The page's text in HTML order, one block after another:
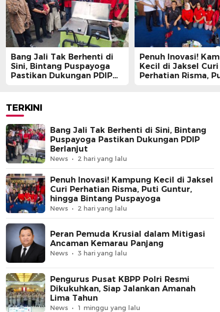
Bang Jali Tak Berhenti di
Sini, Bintang Puspayoga
Pastikan Dukungan PDIP
Penuh Inovasi!
Kecil di Jaksel Curi
Perhatian Risma,
TERKINI
Bang Jali Tak Berhenti di Sini, Bintang
Puspayoga Pastikan Dukungan PDIP
Berlanjut
News 2 hari yang lalu
Penuh Inovasi! Kampung Kecil di Jaksel
Curi Perhatian Risma, Puti Guntur,
hingga Bintang Puspayoga
News 2 hari yang lalu
Peran Pemuda Krusial dalam Mitigasi
Ancaman Kemarau Panjang
News 3 hari yang lalu
Pengurus Pusat KBPP Polri Resmi
Dikukuhkan, Siap Jalankan Amanah
Lima Tahun
News 1 minggu yang lalu